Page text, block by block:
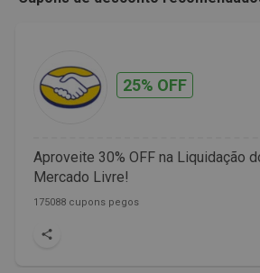
25% OFF
Aproveite 30% OFF na Liquidação
Mercado Livre!
175088 cupons pegos